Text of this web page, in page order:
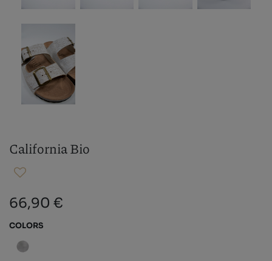
California Bio
66,90 €
COLORS